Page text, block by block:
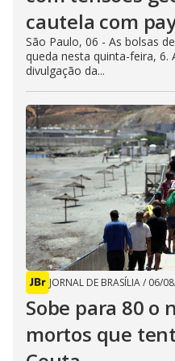
cautela com
São Paulo, 06 - As bolsas
queda nesta quinta-feira, 6.
divulgação da...
JORNAL DE BRASÍLIA/ 06/
Sobe para 80 o
mortos que